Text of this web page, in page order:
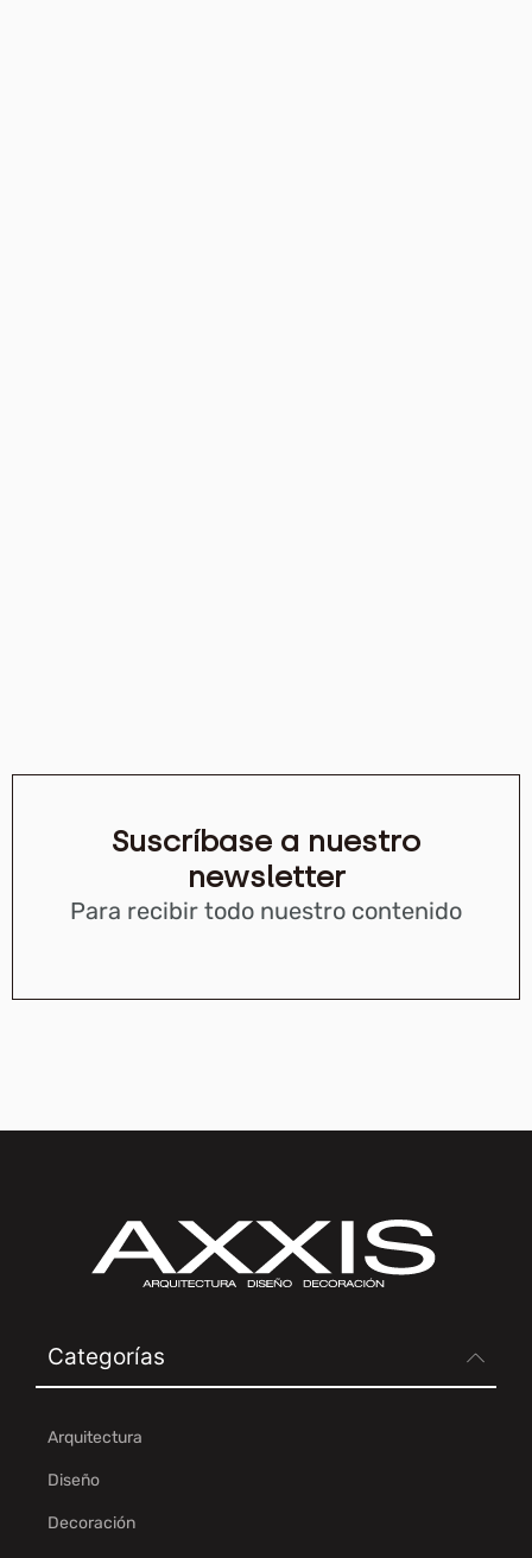
Suscríbase a nuestro
newsletter
Para recibir todo nuestro contenido
Categorías
Arquitectura
Diseño
Decoración